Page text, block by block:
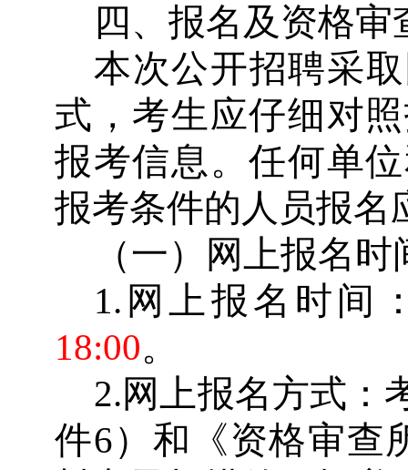
四、报名及资格审
本次公开招聘采
式，考生应仔细对
报考信息。任何单
报考条件的人员报名
（一）网上报名
1. 网上报名时间
18:00。
2.网上报名方式：
件6）和《资格审查